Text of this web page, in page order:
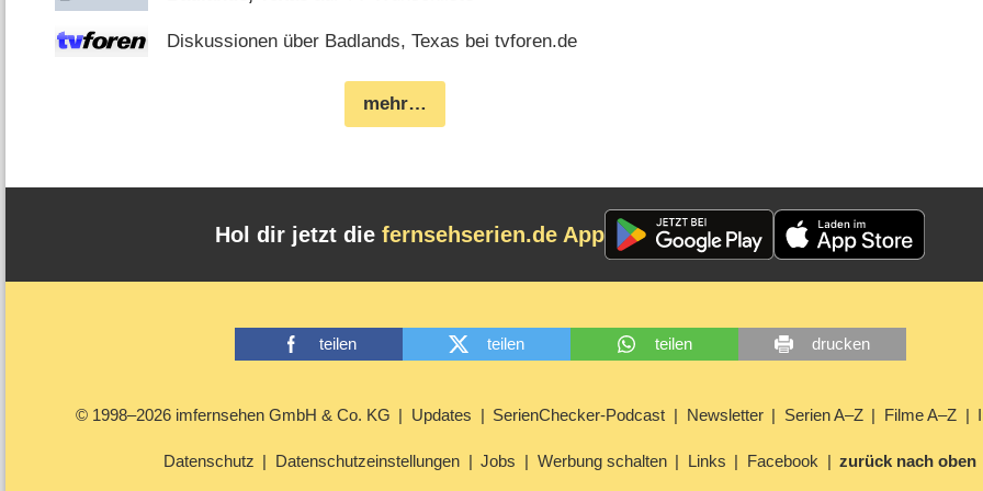
Diskussionen über Badlands, Texas bei tvforen.de
mehr…
Hol dir jetzt die fernsehserien.de App
teilen teilen teilen drucken
© 1998–2026 imfernsehen GmbH & Co. KG Updates SerienChecker-Podcast Newsletter Serien A–Z Filme A–Z
Datenschutz Datenschutzeinstellungen Jobs Werbung schalten Links Facebook zurück nach oben